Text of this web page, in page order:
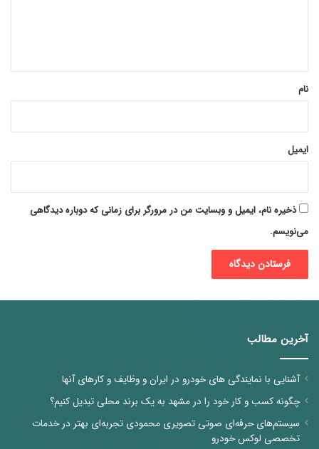
نام
ایمیل
ذخیره نام، ایمیل و وبسایت من در مرورگر برای زمانی که دوباره دیدگاهی
می‌نویسم.
آخرین مطالب
آشنایی با نمایندگی های خودرو در ایران و وظایف و کارهای آنها
چگونه کسب و کار خود را در مشهد به یک برند محلی تبدیل کنیم؟
سیستم‌های حرفه‌ای صوتی تصویری محمودی تجربه‌ای بهتر در خدمات
تخصصی لوکس خودرو